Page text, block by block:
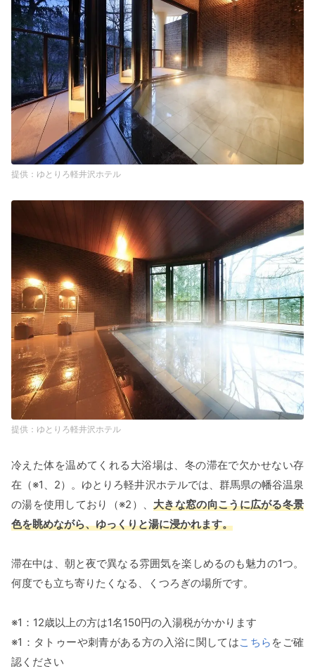
ゆとりろ軽井沢ホテル
ゆとりろ軽井沢ホテル
冷えた体を温めてくれる大浴場は、冬の滞在で欠かせない存
在（※1、2）。ゆとりろ軽井沢ホテルでは、群馬県の幡谷温泉
の湯を使用しており（※2）、大きな窓の向こうに広がる冬景
色を眺めながら、ゆっくりと湯に浸かれます。
滞在中は、朝と夜で異なる雰囲気を楽しめるのも魅力の1つ。
何度でも立ち寄りたくなる、くつろぎの場所です。
※1：12歳以上の方は1名150円の入湯税がかかります
※1：タトゥーや刺青がある方の入浴に関してはこちら をご確
認ください